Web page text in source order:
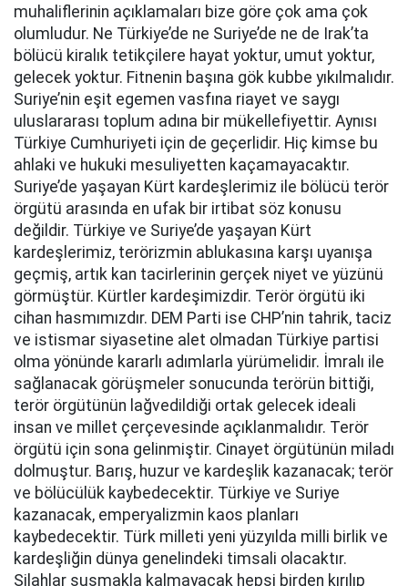
muhaliflerinin açıklamaları bize göre çok ama çok
olumludur. Ne Türkiye’de ne Suriye’de ne de Irak’ta
bölücü kiralık tetikçilere hayat yoktur, umut yoktur,
gelecek yoktur. Fitnenin başına gök kubbe yıkılmalıdır.
Suriye’nin eşit egemen vasfına riayet ve saygı
uluslararası toplum adına bir mükellefiyettir. Aynısı
Türkiye Cumhuriyeti için de geçerlidir. Hiç kimse bu
ahlaki ve hukuki mesuliyetten kaçamayacaktır.
Suriye’de yaşayan Kürt kardeşlerimiz ile bölücü terör
örgütü arasında en ufak bir irtibat söz konusu
değildir. Türkiye ve Suriye’de yaşayan Kürt
kardeşlerimiz, terörizmin ablukasına karşı uyanışa
geçmiş, artık kan tacirlerinin gerçek niyet ve yüzünü
görmüştür. Kürtler kardeşimizdir. Terör örgütü iki
cihan hasmımızdır. DEM Parti ise CHP’nin tahrik, taciz
ve istismar siyasetine alet olmadan Türkiye partisi
olma yönünde kararlı adımlarla yürümelidir. İmralı ile
sağlanacak görüşmeler sonucunda terörün bittiği,
terör örgütünün lağvedildiği ortak gelecek ideali
insan ve millet çerçevesinde açıklanmalıdır. Terör
örgütü için sona gelinmiştir. Cinayet örgütünün miladı
dolmuştur. Barış, huzur ve kardeşlik kazanacak; terör
ve bölücülük kaybedecektir. Türkiye ve Suriye
kazanacak, emperyalizmin kaos planları
kaybedecektir. Türk milleti yeni yüzyılda milli birlik ve
kardeşliğin dünya genelindeki timsali olacaktır.
Silahlar susmakla kalmayacak hepsi birden kırılıp